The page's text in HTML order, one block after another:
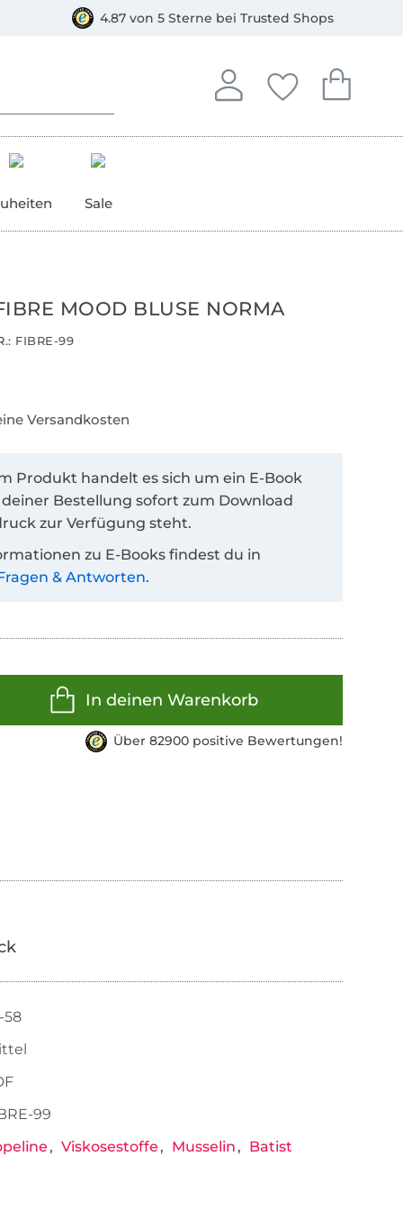
4.87 von 5 Sterne bei Trusted Shops
Anmelden
In deinem Konto
Deine
Du hast keine
Dein
Du hast
Sale
MOOD BLUSE NORMA
FIBRE-99
Versandkosten
Produkt handelt es sich um ein E-Book
Bestellung sofort zum Download
zur Verfügung steht.
zu E-Books findest du in
& Antworten.
In deinen Warenkorb
Über 82900 positive Bewertungen!
58
99
Viskosestoffe Musselin Batist